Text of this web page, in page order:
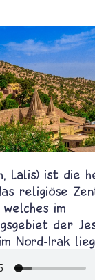
Lalis) ist die
religiöse
im
der
Nord-Irak